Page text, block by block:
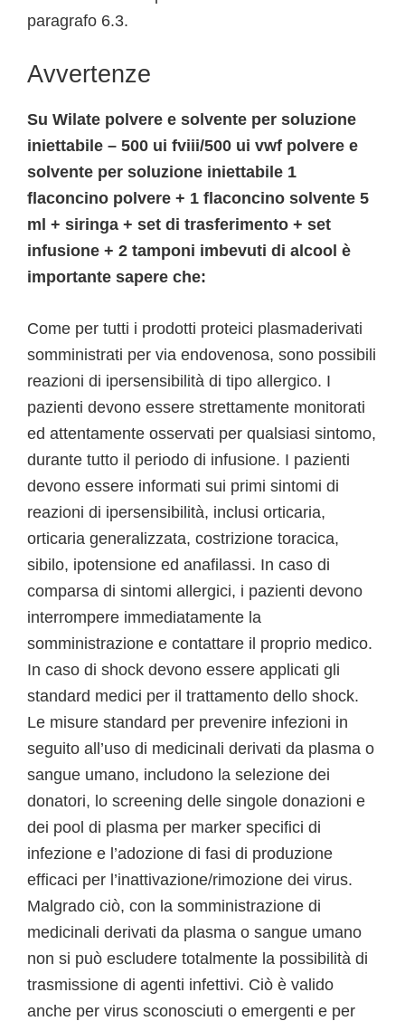
paragrafo 6.3.
Avvertenze
Su Wilate polvere e solvente per soluzione
iniettabile – 500 ui fviii/500 ui vwf polvere e
solvente per soluzione iniettabile 1
flaconcino polvere + 1 flaconcino solvente 5
ml + siringa + set di trasferimento + set
infusione + 2 tamponi imbevuti di alcool è
importante sapere che:
Come per tutti i prodotti proteici plasmaderivati
somministrati per via endovenosa, sono possibili
reazioni di ipersensibilità di tipo allergico. I
pazienti devono essere strettamente monitorati
ed attentamente osservati per qualsiasi sintomo,
durante tutto il periodo di infusione. I pazienti
devono essere informati sui primi sintomi di
reazioni di ipersensibilità, inclusi orticaria,
orticaria generalizzata, costrizione toracica,
sibilo, ipotensione ed anafilassi. In caso di
comparsa di sintomi allergici, i pazienti devono
interrompere immediatamente la
somministrazione e contattare il proprio medico.
In caso di shock devono essere applicati gli
standard medici per il trattamento dello shock.
Le misure standard per prevenire infezioni in
seguito all’uso di medicinali derivati da plasma o
sangue umano, includono la selezione dei
donatori, lo screening delle singole donazioni e
dei pool di plasma per marker specifici di
infezione e l’adozione di fasi di produzione
efficaci per l’inattivazione/rimozione dei virus.
Malgrado ciò, con la somministrazione di
medicinali derivati da plasma o sangue umano
non si può escludere totalmente la possibilità di
trasmissione di agenti infettivi. Ciò è valido
anche per virus sconosciuti o emergenti e per